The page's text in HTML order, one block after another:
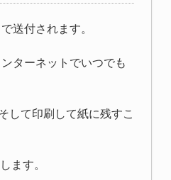
送付されます。
ターネットでいつでも
して印刷して紙に残すこ
ます。